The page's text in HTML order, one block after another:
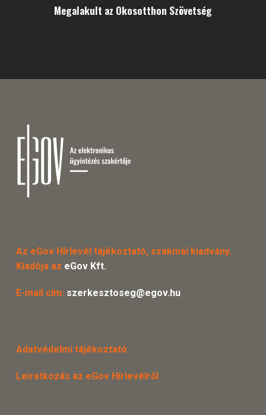
Megalakult az Okosotthon Szövetség
Az eGov Hírlevél tájékoztató, szakmai kiadvány.
Kiadója az eGov Kft.
E-mail cím: szerkesztoseg@egov.hu
Adatvédelmi tájékoztató
Leiratkozás az eGov Hírlevélről